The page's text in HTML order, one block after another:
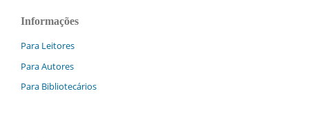
Informações
Para Leitores
Para Autores
Para Bibliotecários